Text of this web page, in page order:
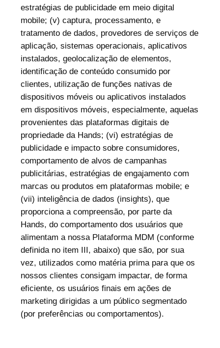
estratégias de publicidade em meio digital
mobile; (v) captura, processamento, e
tratamento de dados, provedores de serviços de
aplicação, sistemas operacionais, aplicativos
instalados, geolocalização de elementos,
identificação de conteúdo consumido por
clientes, utilização de funções nativas de
dispositivos móveis ou aplicativos instalados
em dispositivos móveis, especialmente, aquelas
provenientes das plataformas digitais de
propriedade da Hands; (vi) estratégias de
publicidade e impacto sobre consumidores,
comportamento de alvos de campanhas
publicitárias, estratégias de engajamento com
marcas ou produtos em plataformas mobile; e
(vii) inteligência de dados (insights), que
proporciona a compreensão, por parte da
Hands, do comportamento dos usuários que
alimentam a nossa Plataforma MDM (conforme
definida no item III, abaixo) que são, por sua
vez, utilizados como matéria prima para que os
nossos clientes consigam impactar, de forma
eficiente, os usuários finais em ações de
marketing dirigidas a um público segmentado
(por preferências ou comportamentos).